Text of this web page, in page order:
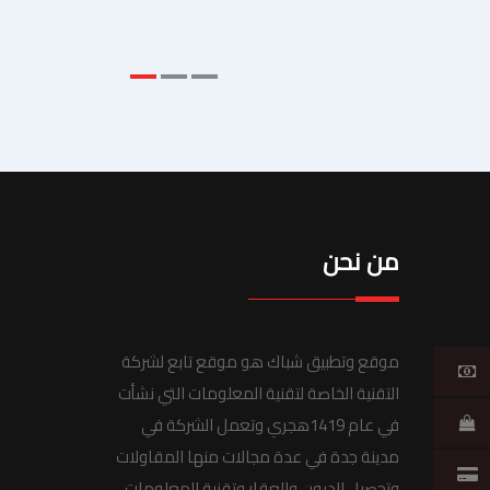
من نحن
موقع وتطبيق شباك هو موقع تابع لشركة
التقنية الخاصة لتقنية المعلومات التي نشأت
في عام 1419هجري وتعمل الشركة في
مدينة جدة في عدة مجالات منها المقاولات